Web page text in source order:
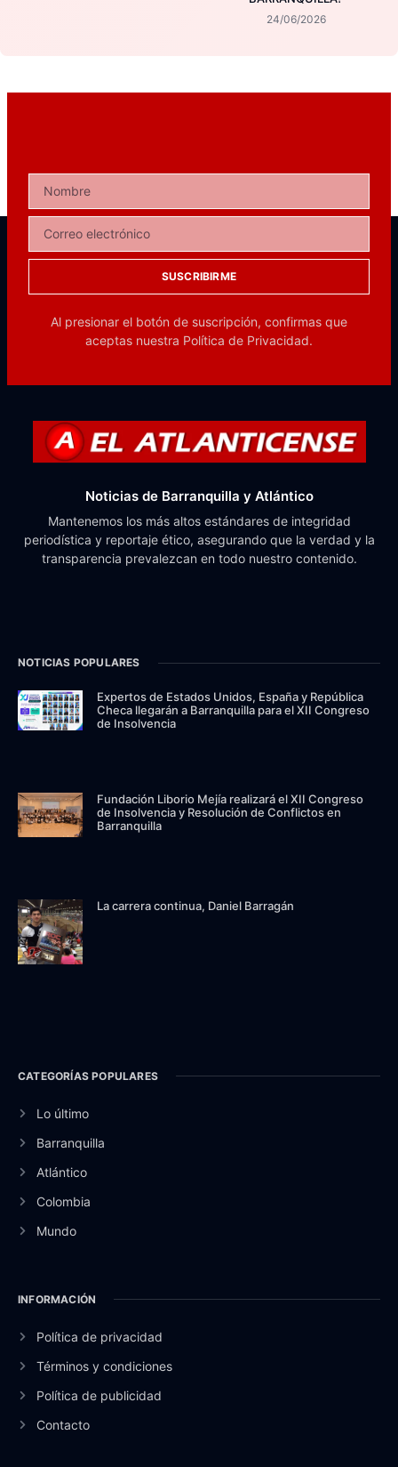
24/06/2026
SUSCRIBIRME
Al presionar el botón de suscripción, confirmas que
aceptas nuestra Política de Privacidad.
Noticias de Barranquilla y Atlántico
Mantenemos los más altos estándares de integridad
periodística y reportaje ético, asegurando que la verdad y la
transparencia prevalezcan en todo nuestro contenido.
NOTICIAS POPULARES
Expertos de Estados Unidos, España y República
Checa llegarán a Barranquilla para el XII Congreso
de Insolvencia
Fundación Liborio Mejía realizará el XII Congreso
de Insolvencia y Resolución de Conflictos en
Barranquilla
La carrera continua, Daniel Barragán
CATEGORÍAS POPULARES
Lo último
Barranquilla
Atlántico
Colombia
Mundo
INFORMACIÓN
Política de privacidad
Términos y condiciones
Política de publicidad
Contacto